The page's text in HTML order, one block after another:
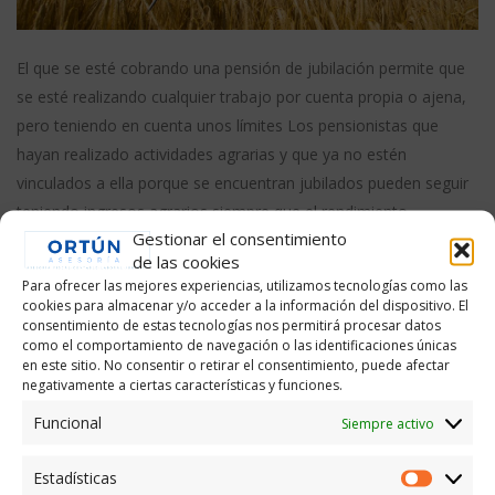
Gestionar el consentimiento
de las cookies
Para ofrecer las mejores experiencias, utilizamos tecnologías como las
cookies para almacenar y/o acceder a la información del dispositivo. El
consentimiento de estas tecnologías nos permitirá procesar datos
como el comportamiento de navegación o las identificaciones únicas
en este sitio. No consentir o retirar el consentimiento, puede afectar
negativamente a ciertas características y funciones.
Funcional Siempre activo
Estadísticas
El que se esté cobrando una pensión de jubilación permite que
se esté realizando cualquier trabajo por cuenta propia o ajena,
pero teniendo en cuenta unos límites Los pensionistas que
hayan realizado actividades agrarias y que ya no estén
vinculados a ella porque se encuentran jubilados pueden seguir
teniendo ingresos agrarios siempre que el rendimiento
leer más
Cómo tiene el autónomo que emitir